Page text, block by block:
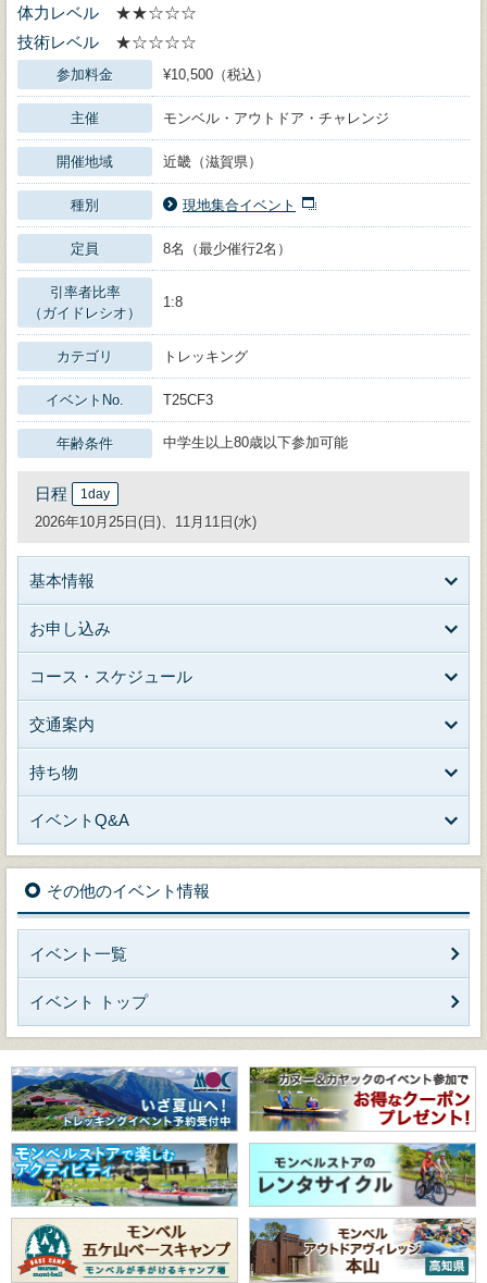
体力レベル
★★☆☆☆
技術レベル
★☆☆☆☆
参加料金 ¥10,500（税込）
主催 モンベル・アウトドア・チャレンジ
開催地域 近畿（滋賀県）
種別 現地集合イベント
定員 8名（最少催行2名）
引率者比率
（ガイドレシオ）
1:8
カテゴリ トレッキング
イベントNo. T25CF3
年齢条件 中学生以上80歳以下参加可能
日程 1day
2026年10月25日(日)、11月11日(水)
基本情報
お申し込み
コース・スケジュール
交通案内
持ち物
イベントQ&A
その他のイベント情報
イベント一覧
イベント トップ